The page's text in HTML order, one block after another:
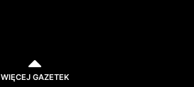
WIĘCEJ GAZETEK